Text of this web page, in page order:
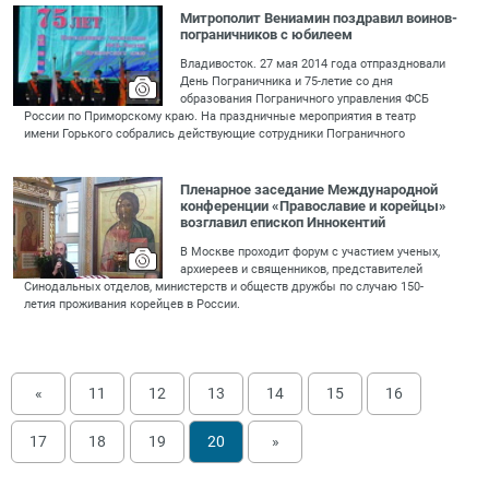
Митрополит Вениамин поздравил воинов-
пограничников с юбилеем
Владивосток. 27 мая 2014 года отпраздновали
День Пограничника и 75-летие со дня
образования Пограничного управления ФСБ
России по Приморскому краю. На праздничные мероприятия в театр
имени Горького собрались действующие сотрудники Пограничного
Пленарное заседание Международной
конференции «Православие и корейцы»
возглавил епископ Иннокентий
В Москве проходит форум с участием ученых,
архиереев и священников, представителей
Синодальных отделов, министерств и обществ дружбы по случаю 150-
летия проживания корейцев в России.
« 11 12 13 14 15 16
17 18 19 20 »